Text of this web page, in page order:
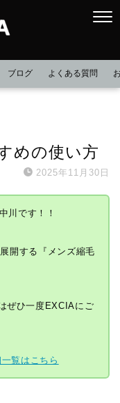
ブログ よくある質問
めの使い方
2025年11月30日
川です！！
開する『メンズ縮毛
ぜひ一度EXCIAにご
覧はこちら